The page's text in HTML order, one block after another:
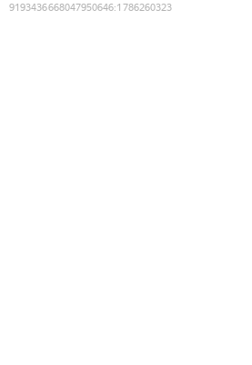
9193436668047950646:1786260323